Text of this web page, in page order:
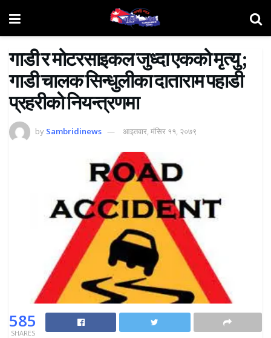
गाडी र मोटरसाइकल जुध्दा एकको मृत्यु ;
गाडी चालक सिन्धुलीका दाताराम पहाडी
प्रहरीकाे नियन्त्रणमा
by Sambridinews आइतवार, मंसिर ११, २०७९
585
SHARES